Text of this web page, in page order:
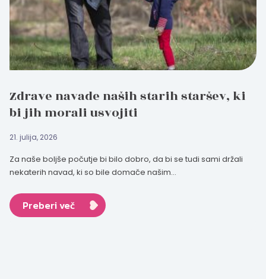
Zdrave navade naših starih staršev, ki
bi jih morali usvojiti
21. julija, 2026
Za naše boljše počutje bi bilo dobro, da bi se tudi sami držali
nekaterih navad, ki so bile domače našim...
Preberi več